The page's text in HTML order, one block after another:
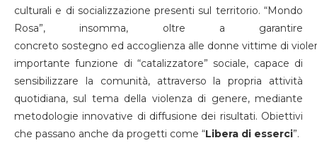
culturali e di socializzazione presenti sul territorio. “Mondo
Rosa”, insomma, oltre a garantire
concreto sostegno ed accoglienza alle donne vittime di
importante funzione di “catalizzatore” sociale, capace di
sensibilizzare la comunità, attraverso la propria attività
quotidiana, sul tema della violenza di genere, mediante
metodologie innovative di diffusione dei risultati. Obiettivi
che passano anche da progetti come “Libera di esserci”.